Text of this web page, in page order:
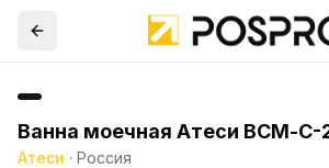
Ванна моечная Атеси ВСМ-С-
Атеси · Россия